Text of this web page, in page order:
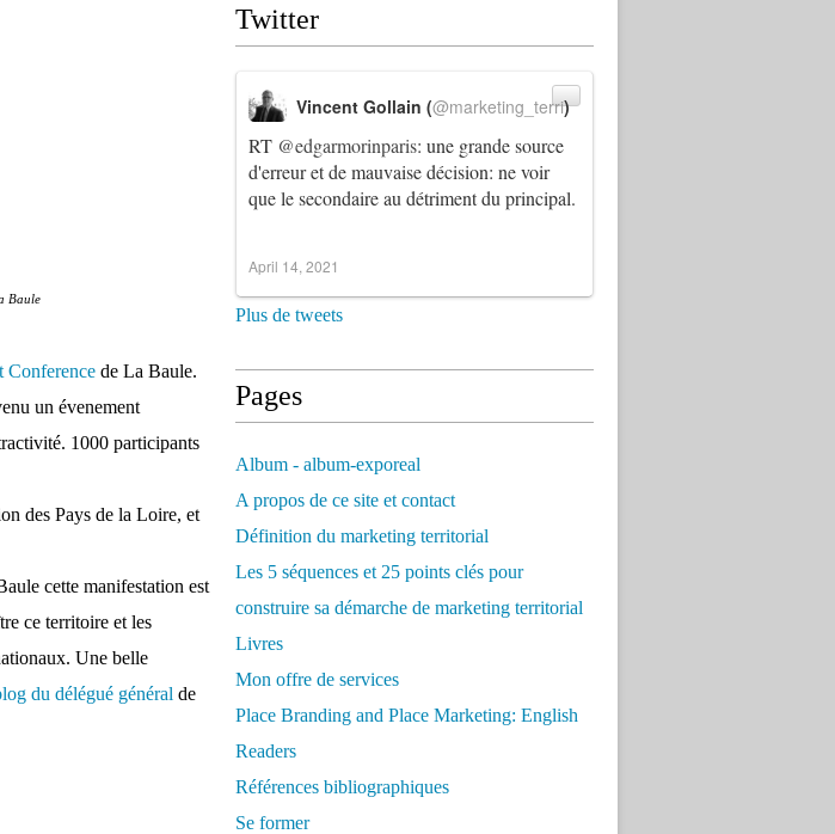
Baule
Conference de La Baule.
un évenement
1000 participants
des Pays de la Loire, et
cette manifestation est
ce territoire et les
Une belle
du délégué général de
Twitter
RT @edgarmorinparis: une grande source
d'erreur et de mauvaise décision: ne voir
que le secondaire au détriment du principal.
Vincent Gollain (@marketing_terri)
April 14, 2021
Plus de tweets
Pages
Album - album-exporeal
A propos de ce site et contact
Définition du marketing territorial
Les 5 séquences et 25 points clés pour
construire sa démarche de marketing territorial
Livres
Mon offre de services
Place Branding and Place Marketing: English
Readers
Références bibliographiques
Se former